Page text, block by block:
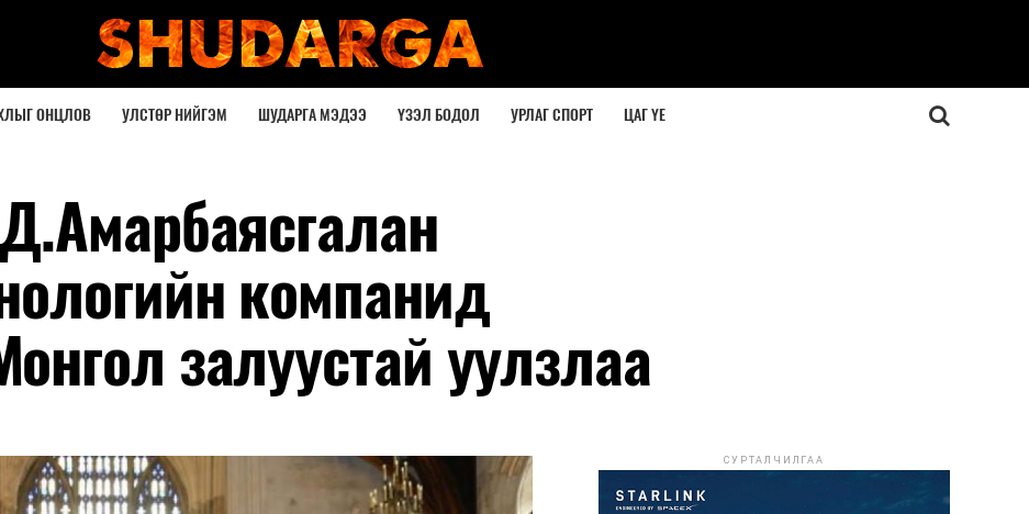
ОНЦЛОВ УЛСТӨР НИЙГЭМ ШУДАРГА МЭДЭЭ ҮЗЭЛ БОДОЛ УРЛАГ СПОРТ ЦАГ ҮЕ
компанид
залуустай уулзлаа
СУРТАЛЧИЛГАА